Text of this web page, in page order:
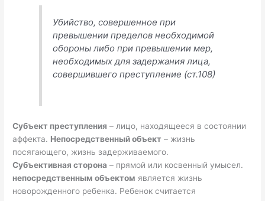
Убийство, совершенное при
превышении пределов необходимой
обороны либо при превышении мер,
необходимых для задержания лица,
совершившего преступление (ст.108)
Субъект преступления – лицо, находящееся в состоянии
аффекта. Непосредственный объект – жизнь
посягающего, жизнь задерживаемого.
Субъективная сторона – прямой или косвенный умысел.
непосредственным объектом является жизнь
новорожденного ребенка. Ребенок считается